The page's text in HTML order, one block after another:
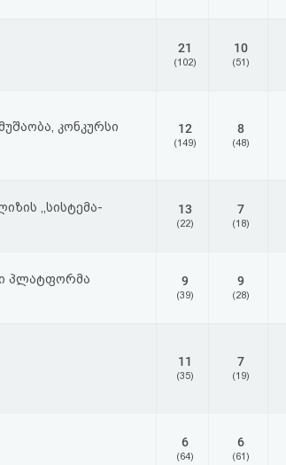
21
(102)
10
(51)
კონკურსი
12
(149)
8
(48)
,,სისტემა-
13
(22)
7
(18)
პლატფორმა
9
(39)
9
(28)
11
(35)
7
(19)
6
(64)
6
(61)